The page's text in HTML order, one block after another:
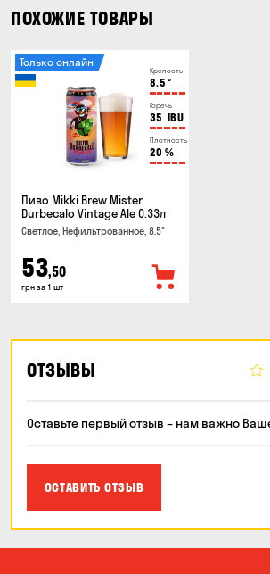
ПОХОЖИЕ ТОВАРЫ
Крепость
8.5 °
Горечь
35 IBU
Плотность
20 %
Только онлайн
Пиво Mikki Brew Mister
Durbecalo Vintage Ale 0.33л
Светлое, Нефильтрованное, 8.5°
53,50
грн за 1 шт
ОТЗЫВЫ
Оставьте первый отзыв – нам важно
ОСТАВИТЬ ОТЗЫВ